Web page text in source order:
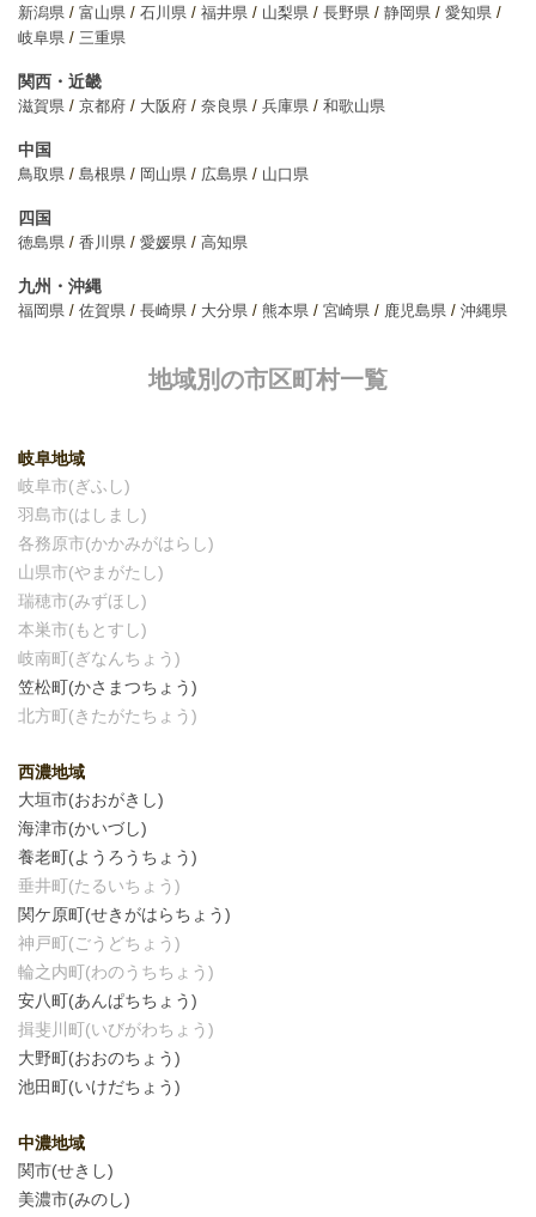
新潟県 富山県 石川県 福井県 山梨県 長野県 静岡県
愛知県
岐阜県
三重県
関西・近畿
滋賀県 京都府 大阪府 奈良県 兵庫県 和歌山県
中国
鳥取県 島根県 岡山県 広島県 山口県
四国
徳島県 香川県 愛媛県 高知県
九州・沖縄
福岡県 佐賀県 長崎県 大分県 熊本県 宮崎県 鹿児島県 沖縄県
地域別の市区町村一覧
岐阜地域
岐阜市(ぎふし)
羽島市(はしまし)
各務原市(かかみがはらし)
山県市(やまがたし)
瑞穂市(みずほし)
本巣市(もとすし)
岐南町(ぎなんちょう)
笠松町(かさまつちょう)
北方町(きたがたちょう)
西濃地域
大垣市(おおがきし)
海津市(かいづし)
養老町(ようろうちょう)
垂井町(たるいちょう)
関ケ原町(せきがはらちょう)
神戸町(ごうどちょう)
輪之内町(わのうちちょう)
安八町(あんぱちちょう)
揖斐川町(いびがわちょう)
大野町(おおのちょう)
池田町(いけだちょう)
中濃地域
関市(せきし)
美濃市(みのし)